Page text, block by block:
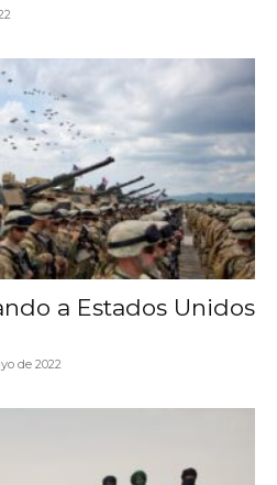
a Estados Unidos
de 2022